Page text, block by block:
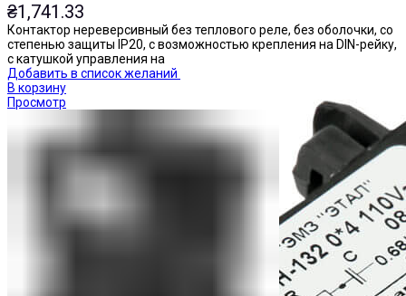
₴1,741.33
Контактор нереверсивный без теплового реле, без оболочки, со
степенью защиты IP20, с возможностью крепления на DIN-рейку,
с катушкой управления на
Добавить в список желаний
В корзину
Просмотр